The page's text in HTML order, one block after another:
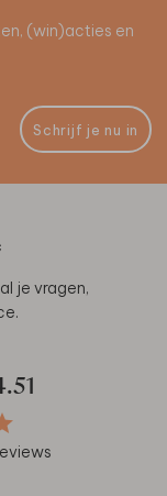
(win)acties en
Schrijf je nu in
je vragen,
.